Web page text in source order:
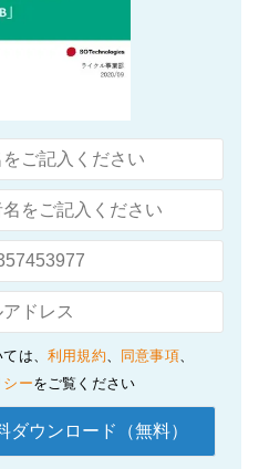
は、 利用規約 同意事項、
シーをご覧ください